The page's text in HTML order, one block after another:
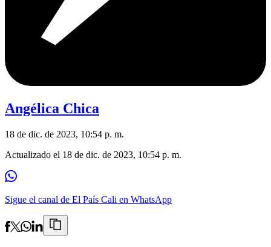
Angélica Chica
18 de dic. de 2023, 10:54 p. m.
Actualizado el 18 de dic. de 2023, 10:54 p. m.
Sigue el canal de El País Cali en WhatsApp